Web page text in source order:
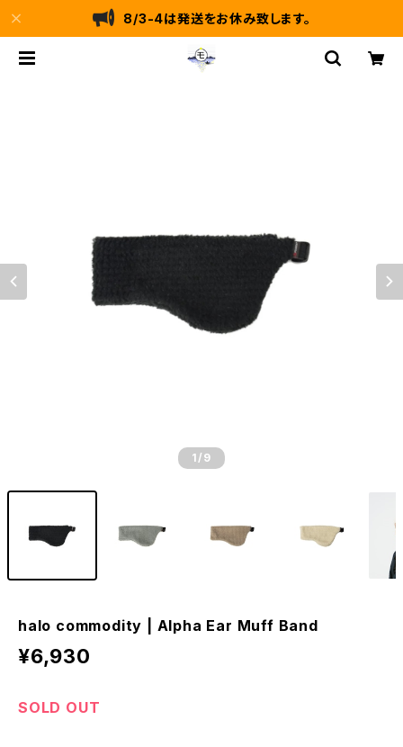
8/3-4は発送をお休み致します。
1 /9
halo commodity | Alpha Ear Muff Band
¥6,930
SOLD OUT